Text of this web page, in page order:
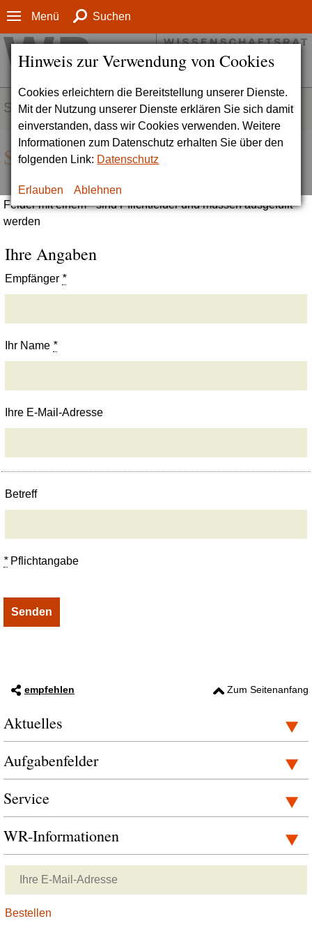
Hinweis zur Verwendung von Cookies
Cookies erleichtern die Bereitstellung unserer Dienste.
Mit der Nutzung unserer Dienste erklären Sie sich damit
einverstanden, dass wir Cookies verwenden. Weitere
Informationen zum Datenschutz erhalten Sie über den
folgenden Link: Datenschutz
Erlauben Ablehnen
Menü Suchen
SERVICE
Seite empfehlen
Felder mit einem * sind Pflichtfelder und müssen ausgefüllt
werden
Ihre Angaben
Empfänger *
Ihr Name *
Ihre E-Mail-Adresse
Betreff
*Pflichtangabe
empfehlen Zum Seitenanfang
Aktuelles
Aufgabenfelder
Service
WR-Informationen